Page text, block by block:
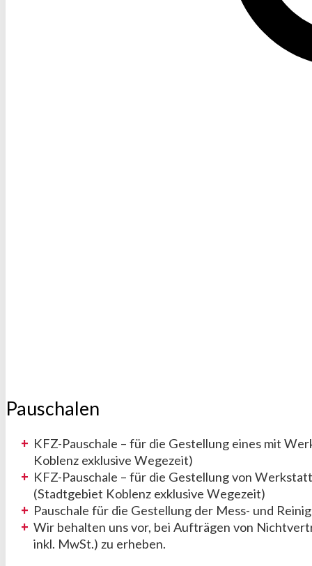
Pauschalen
KFZ-Pauschale – für die Gestellung eines mit
Koblenz exklusive Wegezeit)
KFZ-Pauschale – für die Gestellung von
(Stadtgebiet Koblenz exklusive Wegezeit)
Pauschale für die Gestellung der Mess- und
Wir behalten uns vor, bei Aufträgen von
inkl. MwSt.) zu erheben.